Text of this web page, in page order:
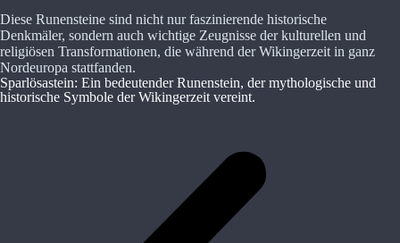
Diese Runensteine sind nicht nur faszinierende historische
Denkmäler, sondern auch wichtige Zeugnisse der kulturellen und
religiösen Transformationen, die während der Wikingerzeit in ganz
Nordeuropa stattfanden.
Sparlösastein: Ein bedeutender Runenstein, der mythologische und
historische Symbole der Wikingerzeit vereint.